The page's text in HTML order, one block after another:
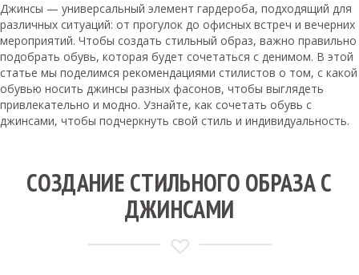
Джинсы — универсальный элемент гардероба, подходящий для
различных ситуаций: от прогулок до офисных встреч и вечерних
мероприятий. Чтобы создать стильный образ, важно правильно
подобрать обувь, которая будет сочетаться с денимом. В этой
статье мы поделимся рекомендациями стилистов о том, с какой
обувью носить джинсы разных фасонов, чтобы выглядеть
привлекательно и модно. Узнайте, как сочетать обувь с
джинсами, чтобы подчеркнуть свой стиль и индивидуальность.
СОЗДАНИЕ СТИЛЬНОГО ОБРАЗА С
ДЖИНСАМИ